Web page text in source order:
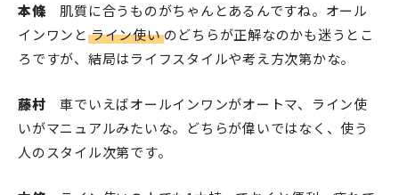
本條肌質に合うものがちゃんとあるんですね。オール
インワンと ライン使いのどちらが正解なのかも迷うとこ
ろですが、結局はライフスタイルや考え方次第かな。
藤村 車でいえばオールインワンがオートマ、ライン使
いがマニュアルみたいな。どちらが偉いではなく、使う
人のスタイル次第です。